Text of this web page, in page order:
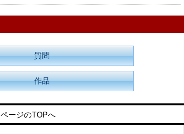
質問
作品
ページのTOPへ